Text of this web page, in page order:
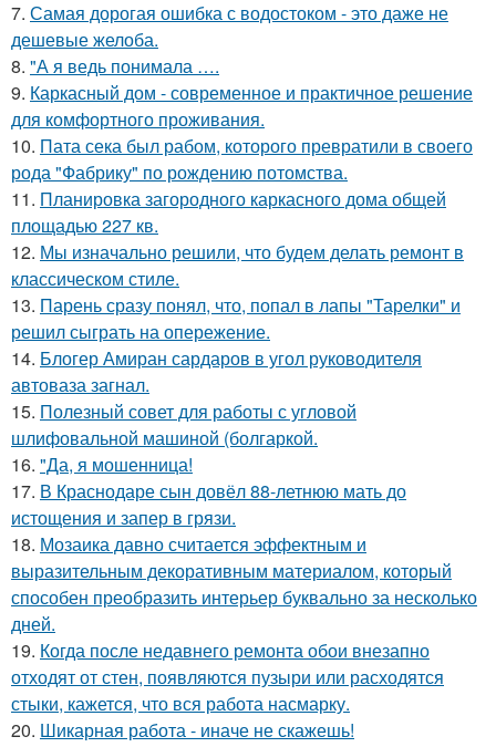
7. Самая дорогая ошибка с водостоком - это даже не
дешевые желоба.
8. "А я ведь понимала ….
9. Каркасный дом - современное и практичное решение
для комфортного проживания.
10. Пата сека был рабом, которого превратили в своего
рода "Фабрику" по рождению потомства.
11. Планировка загородного каркасного дома общей
площадью 227 кв.
12. Мы изначально решили, что будем делать ремонт в
классическом стиле.
13. Парень сразу понял, что, попал в лапы "Тарелки" и
решил сыграть на опережение.
14. Блогер Амиран сардаров в угол руководителя
автоваза загнал.
15. Полезный совет для работы с угловой
шлифовальной машиной (болгаркой.
16. "Да, я мошенница!
17. В Краснодаре сын довёл 88-летнюю мать до
истощения и запер в грязи.
18. Мозаика давно считается эффектным и
выразительным декоративным материалом, который
способен преобразить интерьер буквально за несколько
дней.
19. Когда после недавнего ремонта обои внезапно
отходят от стен, появляются пузыри или расходятся
стыки, кажется, что вся работа насмарку.
20. Шикарная работа - иначе не скажешь!